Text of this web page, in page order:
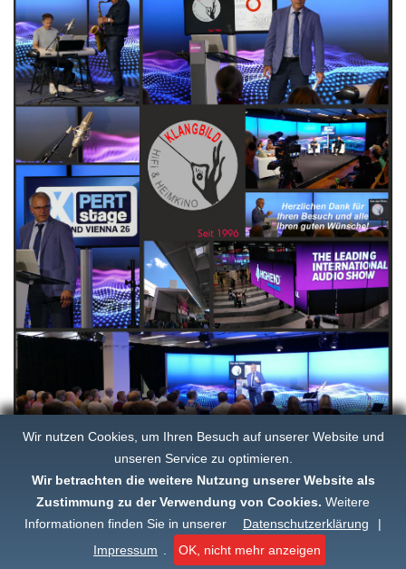
Wir nutzen Cookies, um Ihren Besuch auf unserer Website und
unseren Service zu optimieren.
Wir betrachten die weitere Nutzung unserer Website als
Zustimmung zu der Verwendung von Cookies. Weitere
Informationen finden Sie in unserer
Datenschutzerklärung
|
Impressum
OK, nicht mehr anzeigen
KLANGBILD© 2026 |Startseite|Pressearchiv|Impressum|
Datenschutz
+49 (0851) 30633